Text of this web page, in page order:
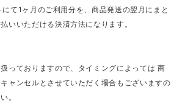
にて1ヶ月のご利用分を、商品発送の翌月にまと
いいただける決済方法になります。
っておりますので、タイミングによっては 商
ャンセルとさせていただく場合もございますの
。